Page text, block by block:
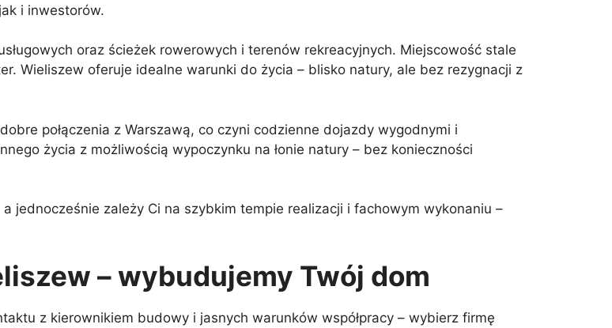
i inwestorów.
oraz ścieżek rowerowych i terenów rekreacyjnych. Miejscowość stale
Wieliszew oferuje idealne warunki do życia – blisko natury, ale bez rezygnacji z
połączenia z Warszawą, co czyni codzienne dojazdy wygodnymi i
życia z możliwością wypoczynku na łonie natury – bez konieczności
jednocześnie zależy Ci na szybkim tempie realizacji i fachowym wykonaniu –
– wybudujemy Twój dom
z kierownikiem budowy i jasnych warunków współpracy – wybierz firmę